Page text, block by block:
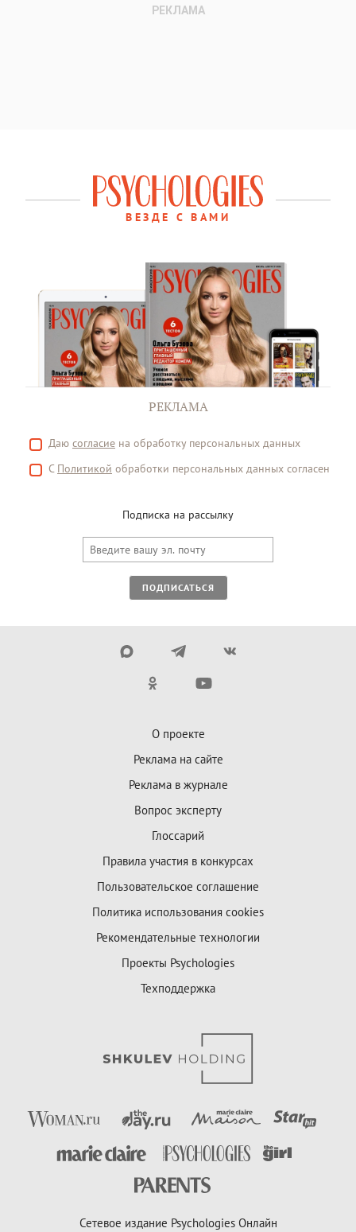
ВЕЗДЕ С ВАМИ
РЕКЛАМА
Даю согласие на обработку персональных данных
С Политикой обработки персональных данных согласен
Подписка на рассылку
ПОДПИСАТЬСЯ
О проекте
Реклама на сайте
Реклама в журнале
Вопрос эксперту
Глоссарий
Правила участия в конкурсах
Пользовательское соглашение
Политика использования cookies
Рекомендательные технологии
Проекты Psychologies
Техподдержка
Сетевое издание Psychologies Онлайн